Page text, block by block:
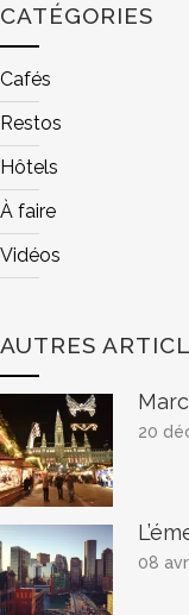
CATÉGORIES
Cafés
Restos
Hôtels
À faire
Vidéos
AUTRES
20
08